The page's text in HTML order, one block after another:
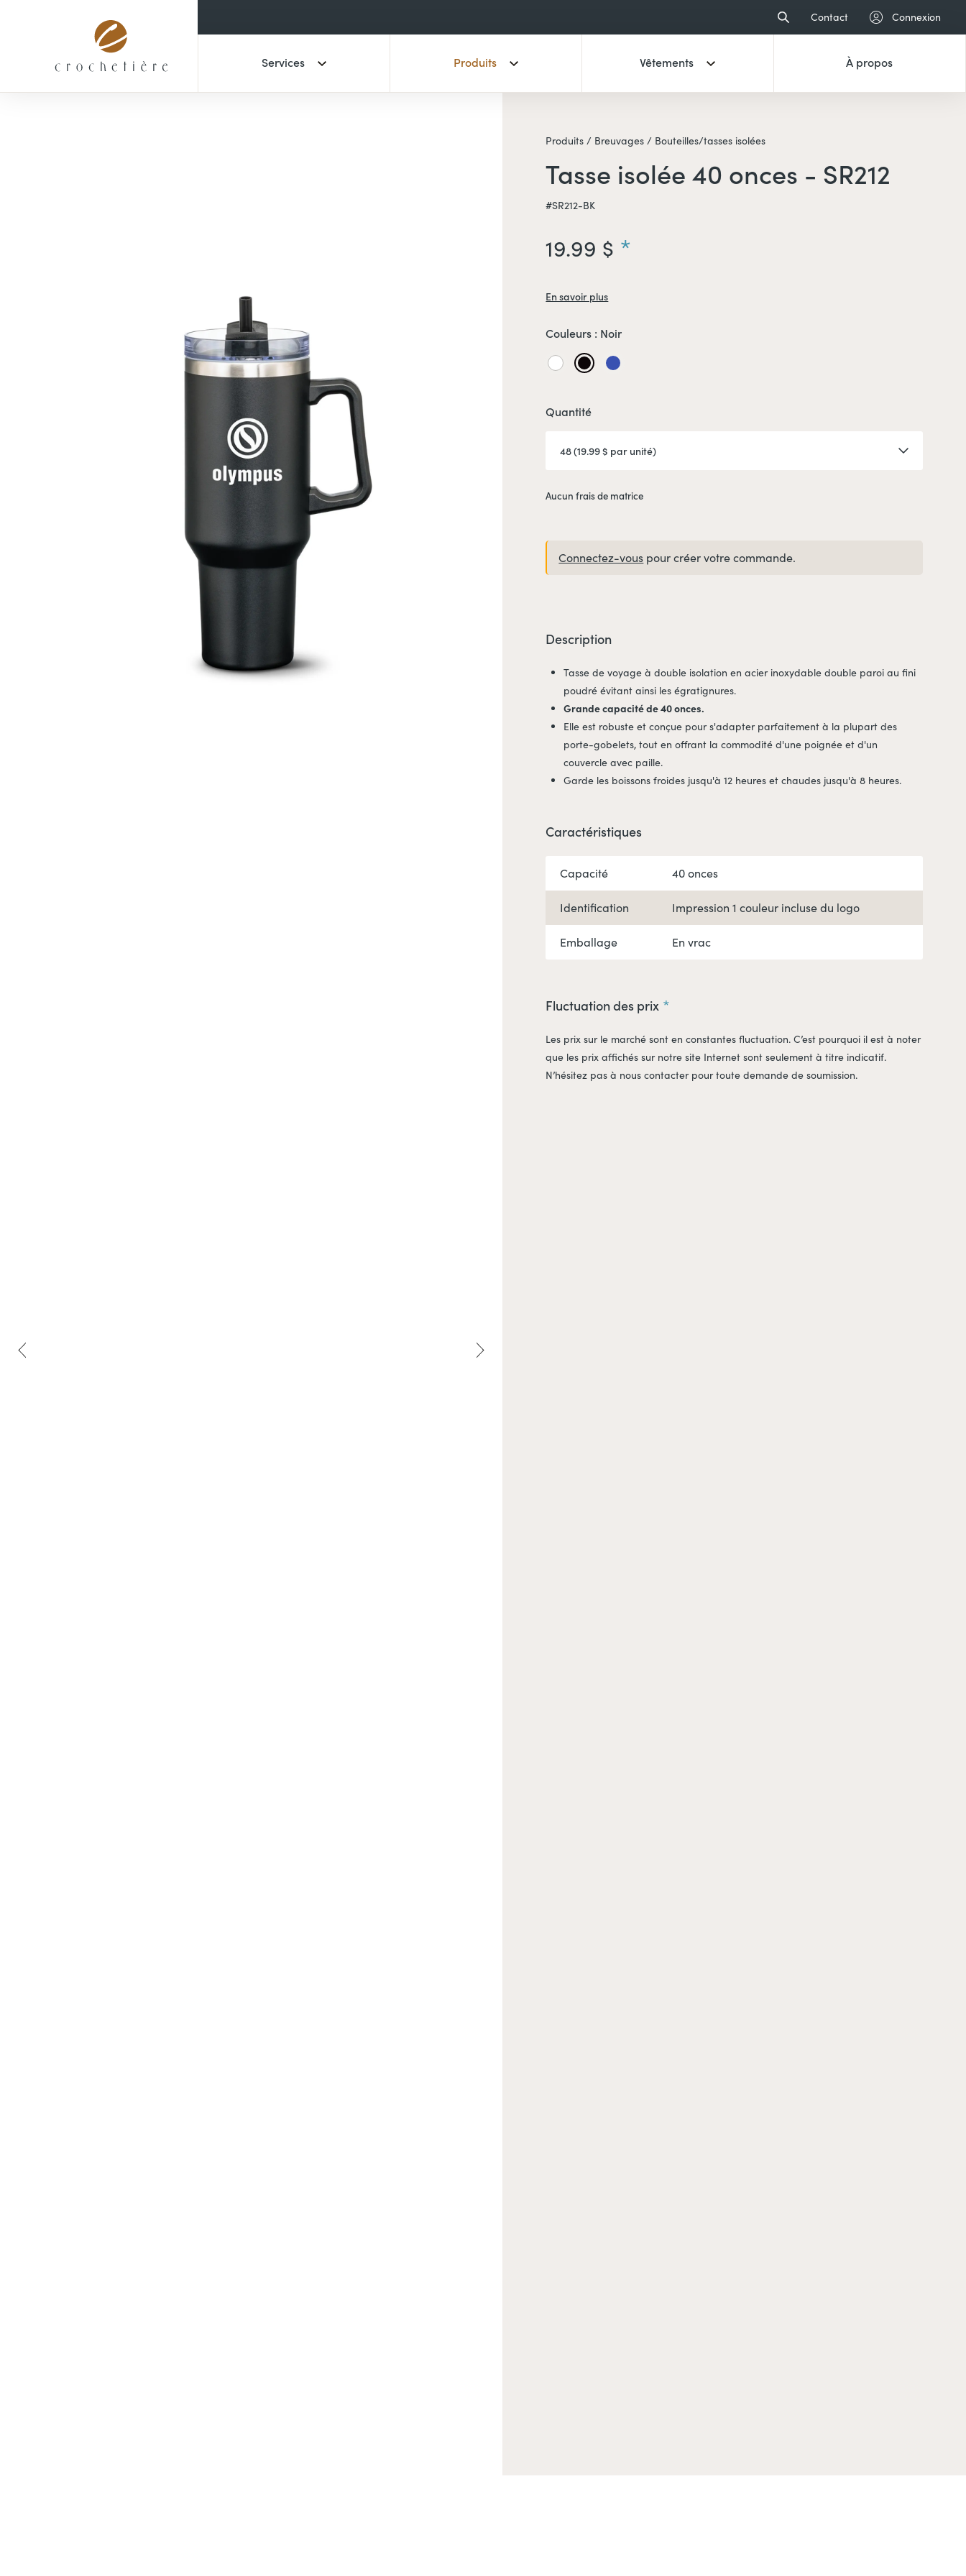
Contact Connexion
Services Produits Vêtements À propos
Produits / Breuvages / Bouteilles/tasses isolées
Tasse isolée 40 onces - SR212
#SR212-BK
19.99 $
En savoir plus
Couleurs : Noir
BlancNoir Bleu
royal
Quantité
Aucun frais de matrice
Connectez-vous pour créer votre commande.
Description
Tasse de voyage à double isolation en acier inoxydable double paroi au fini
poudré évitant ainsi les égratignures.
Grande capacité de 40 onces.
Elle est robuste et conçue pour s'adapter parfaitement à la plupart des
porte-gobelets, tout en offrant la commodité d'une poignée et d'un
couvercle avec paille.
Garde les boissons froides jusqu'à 12 heures et chaudes jusqu'à 8 heures.
Caractéristiques
Capacité 40 onces
Identification Impression 1 couleur incluse du logo
Emballage En vrac
Fluctuation des prix
Les prix sur le marché sont en constantes fluctuation. C’est pourquoi il est à noter
que les prix affichés sur notre site Internet sont seulement à titre indicatif.
N’hésitez pas à nous contacter pour toute demande de soumission.